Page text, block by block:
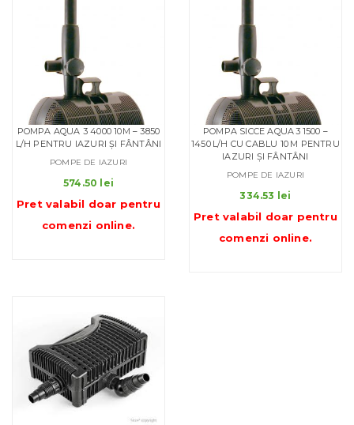
POMPA AQUA 3 4000 10M – 3850
L/H PENTRU IAZURI ȘI FÂNTÂNI
POMPE DE IAZURI
574.50 lei
Pret valabil doar pentru
comenzi online.
POMPA SICCE AQUA 3 1500 –
1450 L/H CU CABLU 10 M PENTRU
IAZURI ȘI FÂNTÂNI
POMPE DE IAZURI
334.53 lei
Pret valabil doar pentru
comenzi online.